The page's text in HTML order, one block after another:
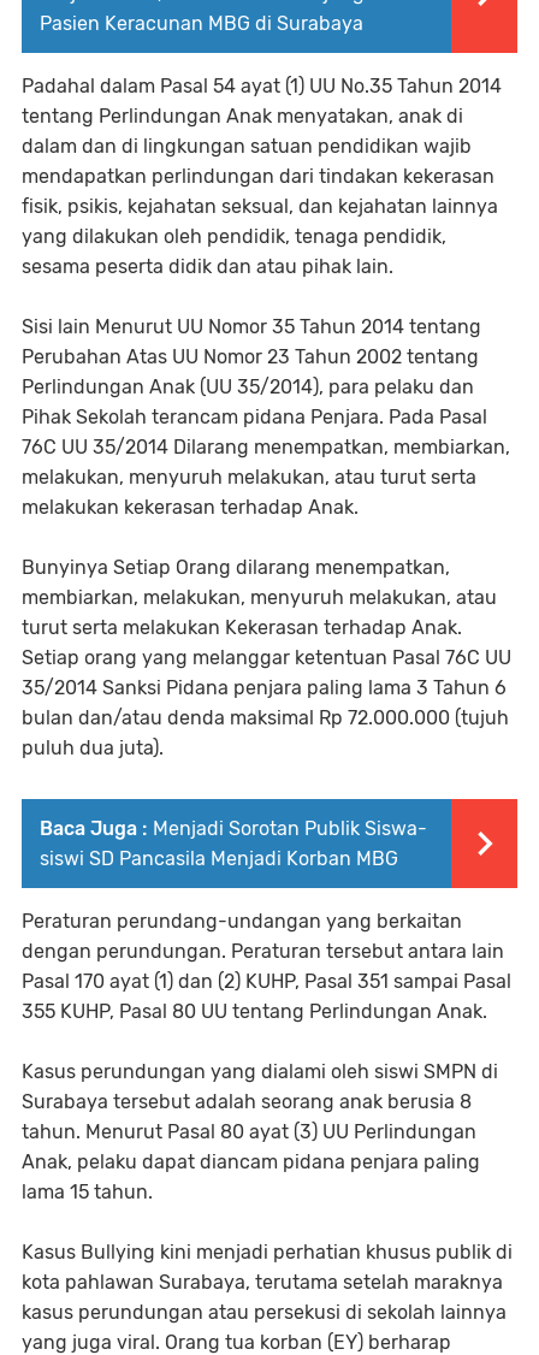
Pasien Keracunan MBG di Surabaya
Padahal dalam Pasal 54 ayat (1) UU No.35 Tahun 2014
tentang Perlindungan Anak menyatakan, anak di
dalam dan di lingkungan satuan pendidikan wajib
mendapatkan perlindungan dari tindakan kekerasan
fisik, psikis, kejahatan seksual, dan kejahatan lainnya
yang dilakukan oleh pendidik, tenaga pendidik,
sesama peserta didik dan atau pihak lain.
Sisi lain Menurut UU Nomor 35 Tahun 2014 tentang
Perubahan Atas UU Nomor 23 Tahun 2002 tentang
Perlindungan Anak (UU 35/2014), para pelaku dan
Pihak Sekolah terancam pidana Penjara. Pada Pasal
76C UU 35/2014 Dilarang menempatkan, membiarkan,
melakukan, menyuruh melakukan, atau turut serta
melakukan kekerasan terhadap Anak.
Bunyinya Setiap Orang dilarang menempatkan,
membiarkan, melakukan, menyuruh melakukan, atau
turut serta melakukan Kekerasan terhadap Anak.
Setiap orang yang melanggar ketentuan Pasal 76C UU
35/2014 Sanksi Pidana penjara paling lama 3 Tahun 6
bulan dan/atau denda maksimal Rp 72.000.000 (tujuh
puluh dua juta).
Baca Juga : Menjadi Sorotan Publik Siswa-
siswi SD Pancasila Menjadi Korban MBG
Peraturan perundang-undangan yang berkaitan
dengan perundungan. Peraturan tersebut antara lain
Pasal 170 ayat (1) dan (2) KUHP, Pasal 351 sampai Pasal
355 KUHP, Pasal 80 UU tentang Perlindungan Anak.
Kasus perundungan yang dialami oleh siswi SMPN di
Surabaya tersebut adalah seorang anak berusia 8
tahun. Menurut Pasal 80 ayat (3) UU Perlindungan
Anak, pelaku dapat diancam pidana penjara paling
lama 15 tahun.
Kasus Bullying kini menjadi perhatian khusus publik di
kota pahlawan Surabaya, terutama setelah maraknya
kasus perundungan atau persekusi di sekolah lainnya
yang juga viral. Orang tua korban (EY) berharap